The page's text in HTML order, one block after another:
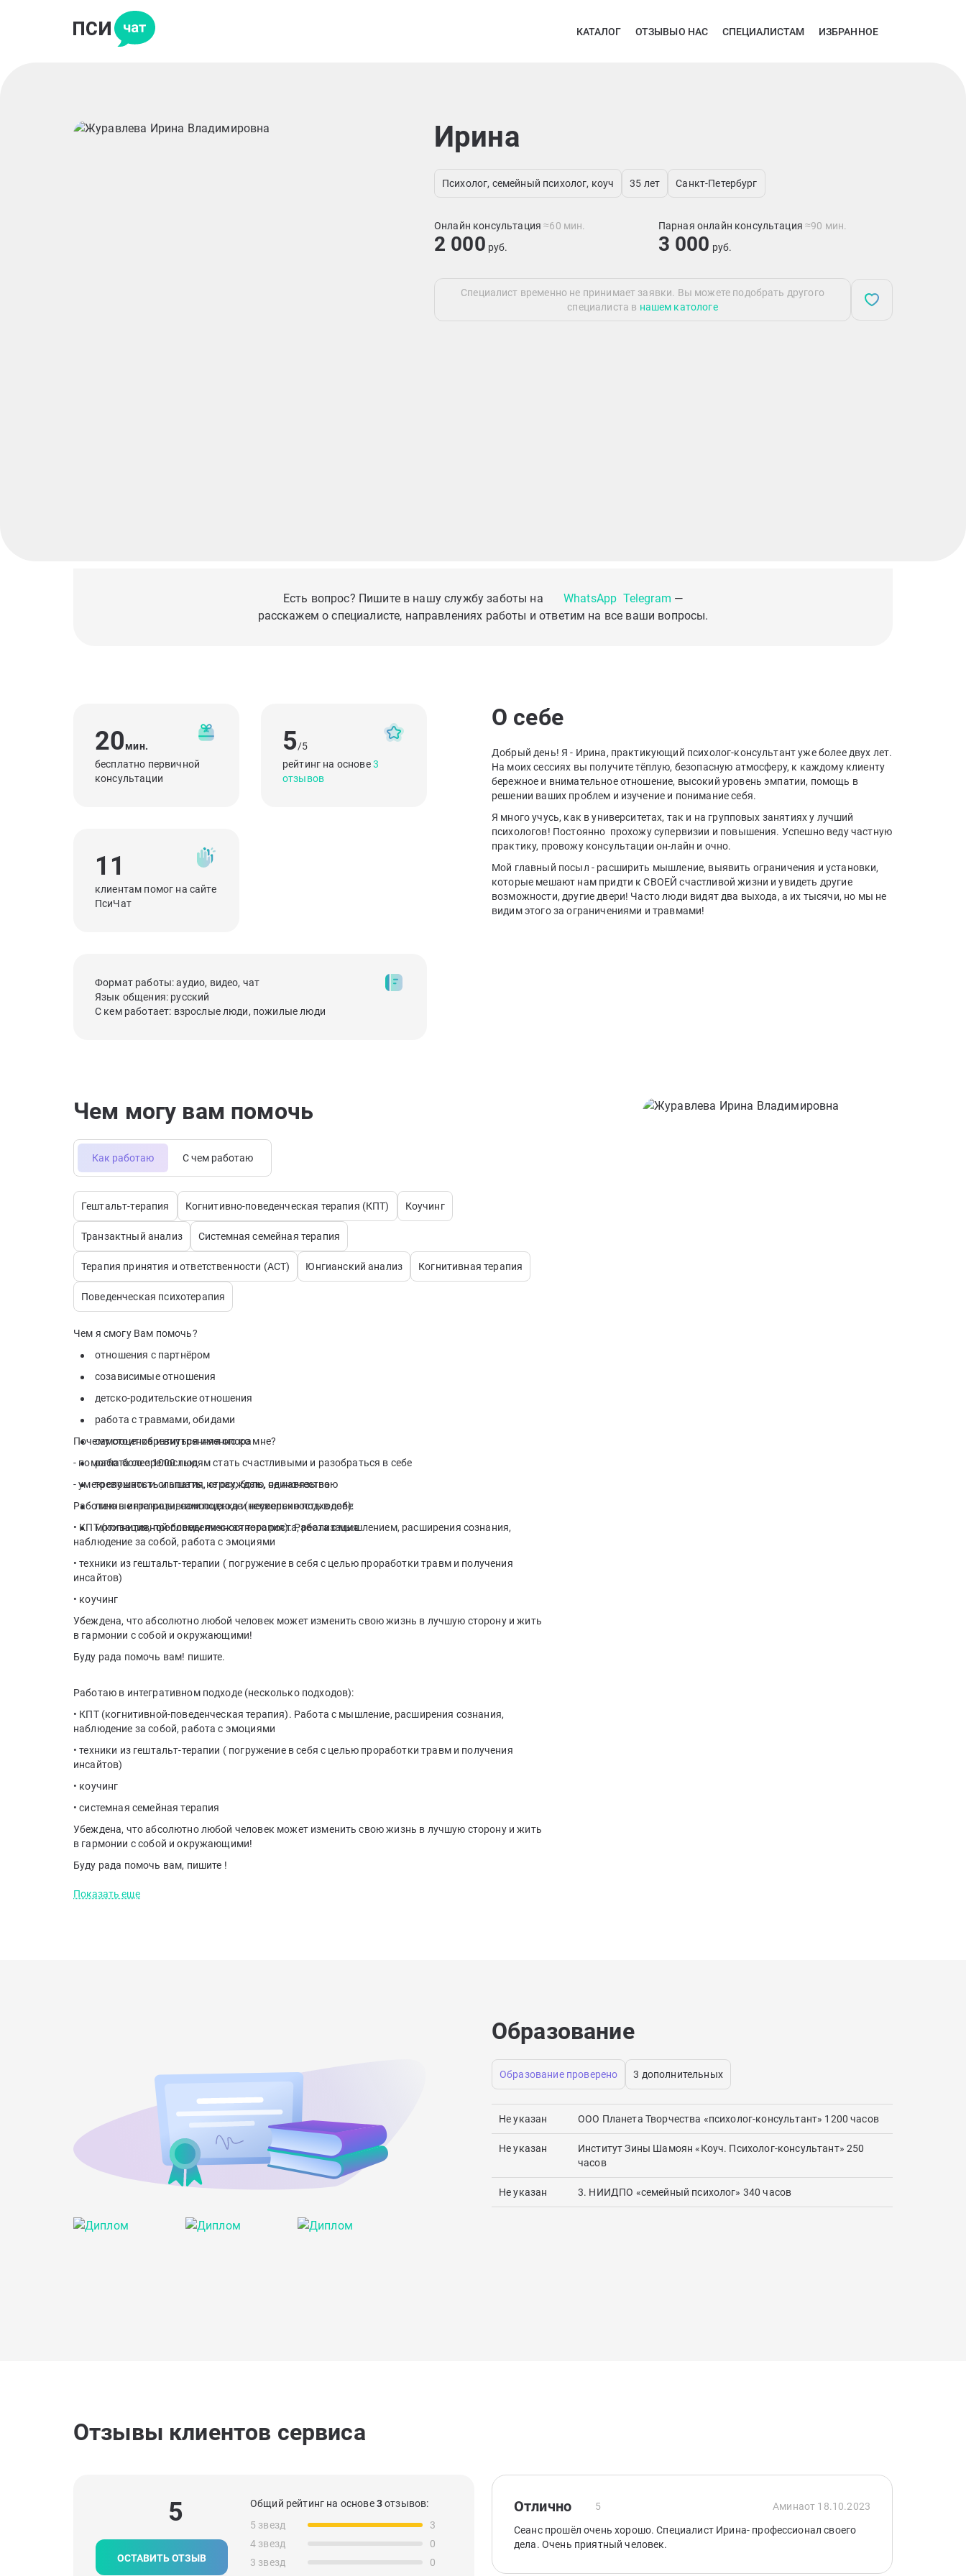
КАТАЛОГ ОТЗЫВЫО НАС СПЕЦИАЛИСТАМ ИЗБРАННОЕ
Ирина
Психолог, семейный психолог, коуч 35 лет Санкт-Петербург
Онлайн консультация≈60 мин.
2 000 руб.
Парная онлайн консультация≈90 мин.
3 000 руб.
Специалист временно не принимает заявки. Вы можете подобрать другого
специалиста в нашем катологе
Есть вопрос? Пишите в нашу службу заботы на WhatsApp Telegram —
расскажем о специалисте, направлениях работы и ответим на все ваши вопросы.
20мин.
бесплатно первичной
консультации
5/5
рейтинг на основе3
отзывов
11
клиентам помог на сайте
ПсиЧат
Формат работы: аудио, видео, чат
Язык общения: русский
С кем работает: взрослые люди, пожилые люди
О себе
Добрый день! Я - Ирина, практикующий психолог-консультант уже более двух лет.
На моих сессиях вы получите тёплую, безопасную атмосферу, к каждому клиенту
бережное и внимательное отношение, высокий уровень эмпатии, помощь в
решении ваших проблем и изучение и понимание себя.
Я много учусь, как в университетах, так и на групповых занятиях у лучший
психологов! Постоянно прохожу супервизии и повышения. Успешно веду частную
практику, провожу консультации он-лайн и очно.
Мой главный посыл - расширить мышление, выявить ограничения и установки,
которые мешают нам придти к СВОЕЙ счастливой жизни и увидеть другие
возможности, другие двери! Часто люди видят два выхода, а их тысячи, но мы не
видим этого за ограничениями и травмами!
Чем могу вам помочь
Как работаю С чем работаю
Гештальт-терапия Когнитивно-поведенческая терапия (КПТ) Коучинг
Транзактный анализ Системная семейная терапия
Терапия принятия и ответственности (АСТ) Юнгианский анализ Когнитивная терапия
Поведенческая психотерапия
Чем я смогу Вам помочь?
отношения с партнёром
созависимые отношения
детско-родительские отношения
работа с травмами, обидами
самооценка и внутренняя опора
работа со зрелостью
тревожность и апатия, страх, боль, одиночество
личные границы, самооценка и неуверенность в себе
мотивация, проблемы личностного роста, реализация
Почему стоит обратиться именно ко мне?
- помогла более 1000 людям стать счастливыми и разобраться в себе
- умею слушать и слышать, не осуждаю, не навязываю
Работаю в интегративном подходе (несколько подходов):
• КПТ (когнитивной-поведенческая терапия). Работа с мышлением, расширения сознания,
наблюдение за собой, работа с эмоциями
• техники из гештальт-терапии ( погружение в себя с целью проработки травм и получения
инсайтов)
• коучинг
Убеждена, что абсолютно любой человек может изменить свою жизнь в лучшую сторону и жить
в гармонии с собой и окружающими!
Буду рада помочь вам! пишите.
Работаю в интегративном подходе (несколько подходов):
• КПТ (когнитивной-поведенческая терапия). Работа с мышление, расширения сознания,
наблюдение за собой, работа с эмоциями
• техники из гештальт-терапии ( погружение в себя с целью проработки травм и получения
инсайтов)
• коучинг
• системная семейная терапия
Убеждена, что абсолютно любой человек может изменить свою жизнь в лучшую сторону и жить
в гармонии с собой и окружающими!
Буду рада помочь вам, пишите !
Показать еще
Образование
Образование проверено 3 дополнительных
Не указан ООО Планета Творчества «психолог-консультант» 1200 часов
Не указан
Институт Зины Шамоян «Коуч. Психолог-консультант» 250
часов
Не указан 3. НИИДПО «семейный психолог» 340 часов
Отзывы клиентов сервиса
5
ОСТАВИТЬ ОТЗЫВ
Общий рейтинг на основе3отзывов:
5 звезд
3
4 звезд
0
3 звезд
0
Отлично 5 Аминаот 18.10.2023
Сеанс прошёл очень хорошо. Специалист Ирина- профессионал своего
дела. Очень приятный человек.